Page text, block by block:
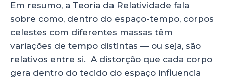
Em resumo, a Teoria da Relatividade fala
sobre como, dentro do espaço-tempo, corpos
celestes com diferentes massas têm
variações de tempo distintas — ou seja, são
relativos entre si. A distorção que cada corpo
gera dentro do tecido do espaço influencia